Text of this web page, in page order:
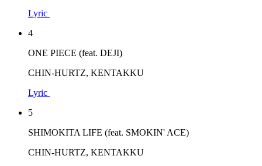
Lyric
4
ONE PIECE (feat. DEJI)
CHIN-HURTZ, KENTAKKU
Lyric
5
SHIMOKITA LIFE (feat. SMOKIN' ACE)
CHIN-HURTZ, KENTAKKU